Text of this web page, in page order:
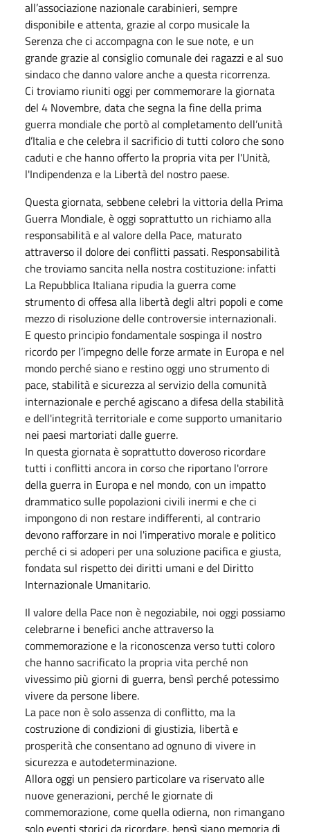
all’associazione nazionale carabinieri, sempre
disponibile e attenta, grazie al corpo musicale la
Serenza che ci accompagna con le sue note, e un
grande grazie al consiglio comunale dei ragazzi e al suo
sindaco che danno valore anche a questa ricorrenza.
Ci troviamo riuniti oggi per commemorare la giornata
del 4 Novembre, data che segna la fine della prima
guerra mondiale che portò al completamento dell’unità
d’Italia e che celebra il sacrificio di tutti coloro che sono
caduti e che hanno offerto la propria vita per l'Unità,
l'Indipendenza e la Libertà del nostro paese.
Questa giornata, sebbene celebri la vittoria della Prima
Guerra Mondiale, è oggi soprattutto un richiamo alla
responsabilità e al valore della Pace, maturato
attraverso il dolore dei conflitti passati. Responsabilità
che troviamo sancita nella nostra costituzione: infatti
La Repubblica Italiana ripudia la guerra come
strumento di offesa alla libertà degli altri popoli e come
mezzo di risoluzione delle controversie internazionali.
E questo principio fondamentale sospinga il nostro
ricordo per l’impegno delle forze armate in Europa e nel
mondo perché siano e restino oggi uno strumento di
pace, stabilità e sicurezza al servizio della comunità
internazionale e perché agiscano a difesa della stabilità
e dell'integrità territoriale e come supporto umanitario
nei paesi martoriati dalle guerre.
In questa giornata è soprattutto doveroso ricordare
tutti i conflitti ancora in corso che riportano l'orrore
della guerra in Europa e nel mondo, con un impatto
drammatico sulle popolazioni civili inermi e che ci
impongono di non restare indifferenti, al contrario
devono rafforzare in noi l'imperativo morale e politico
perché ci si adoperi per una soluzione pacifica e giusta,
fondata sul rispetto dei diritti umani e del Diritto
Internazionale Umanitario.
Il valore della Pace non è negoziabile, noi oggi possiamo
celebrarne i benefici anche attraverso la
commemorazione e la riconoscenza verso tutti coloro
che hanno sacrificato la propria vita perché non
vivessimo più giorni di guerra, bensì perché potessimo
vivere da persone libere.
La pace non è solo assenza di conflitto, ma la
costruzione di condizioni di giustizia, libertà e
prosperità che consentano ad ognuno di vivere in
sicurezza e autodeterminazione.
Allora oggi un pensiero particolare va riservato alle
nuove generazioni, perché le giornate di
commemorazione, come quella odierna, non rimangano
solo eventi storici da ricordare, bensì siano memoria di